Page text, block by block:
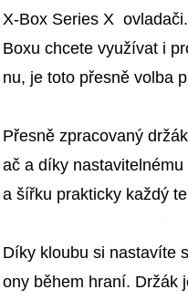
X-Box Series X
Boxu chcete využívat i
nu, je toto přesně volba
Přesně zpracovaný
ač a díky
a šířku prakticky každý
Díky kloubu si nastavíte
ony během hraní. Držák